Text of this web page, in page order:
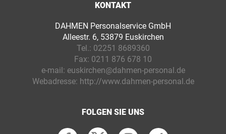
KONTAKT
DAHMEN Personalservice GmbH
Alleestr. 6, 53879 Euskirchen
Tel.: 02251 8689360
Fax: 0211 876 678 10
e-mail: euskirchen@dahmen-personal.de
Webadresse: http://www.dahmen-personal.de
FOLGEN SIE UNS